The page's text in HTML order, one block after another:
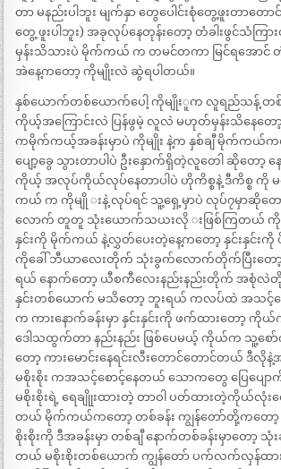
တာ မနည်းပါဘူး မျက်နှာ တွေပေါင်းစုံတွေ့ဖူးတာတော
တွေ့ ဖူးပါဘူး) အခုလုပ်နေတုန်းတော့ တံခါးဖွင်သံကြ
မှန်းသိသားပဲ မိုက်ကယ် က တမင်တကာ မြင်ရအောင် တံ
အဲနေ့ကတော့ ကိုမျိုးလဲ ဆွဲရပါတယ်။
နှစ်ယောက်တစ်ယောက်ပေါ့ ကိုမျိုးူက လူရည်သန့်
ကိုယ့်အကြောင်းလဲ ပြန်ဖွမဲ့ လူလဲ မဟုတ်မှန်းသိနေတော့
ကမိုက်ကယ့်အခန်းမှာပဲ ကိုမျိုး နဲ့က နှစ်ချီ မိုက်ကယ်က
ပျော့ခွေ သွားတာပါပဲ ဦးနှောက်ရှိတဲ့လူတေါ ဆိုတော့
ကိုယ့် အလုပ်ကိုယ်လုပ်နေတာပါပဲ ဟိုကိစ္စနဲ့ ဒီကိစ္စ ကို
ကယ် က ကိုမျို းနဲ့ လုပ်ရင် သူ့ရှေ့မှာပဲ လုပ်၇မှာဆိုတော့
လောက် တူတူ သုံးယောက်သယးလို းဖြစ်ကြတယ် ကိုမ
နှင်းကို မိုက်ကယ် နဲ့လွှတ်ပေးတဲ့နေ့ကတော့ နှင်းနှင်းကို
ကိုခေါ် ဘီယာလေးတိုက် သုံးခွက်လောက်တိုက်ပြီးတော့
ရယ် နောက်တော့ ယီစကီလေးနည်းနည်းတိုက် အစုံလဲတိုက်
နှင်းတစ်ယောက် မသိတော့ ဘူးရယ် ကလပ်ထဲ အသင့်
က ကားနောက်ခန်းမှာ နှင်းနှင်းကို ဖက်ထားတော့ ကိုယ်က
ဒေါသထွက်တာ နည်းနည်း ဖြစ်ပေမယ့် ကိုယ်က သူ့စေ
တော့ ကားမောင်းနေရင်းလီးတောင်တောင်တယ် ဒီလို
မစိုးစိုး ကအသင့်စောင့်နေတယ် သောကတွေ ပြေပျေ
မစိုးစိုးရဲ့ ရေချိုုးထားတဲ့ တာဝါ ပတ်ထားတဲ့ကိုယ်လုံးလ
တယ် မိုက်ကယ်ကတော့ တစ်ခန်း ကျွန်တော်တို့ကတော့
စိုးစိုးကို ဒီအခန်းမှာ တစ်ချီ နောက်တစ်ခန်းမှာတော့ သုံ
တယ် မစိုးစိုးတစ်ယောက် ကျွန်တော် ပက်လက်လှန်ထားတဲ့